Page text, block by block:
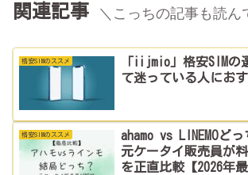
関連記事 ＼こっちの記事も読ん
格安SIMのススメ
「iijmio」格安SIMの
て迷っている人にお
格安SIMのススメ
ahamo vs LINEMOど
元ケータイ販売員が
を正直比較【2026年最